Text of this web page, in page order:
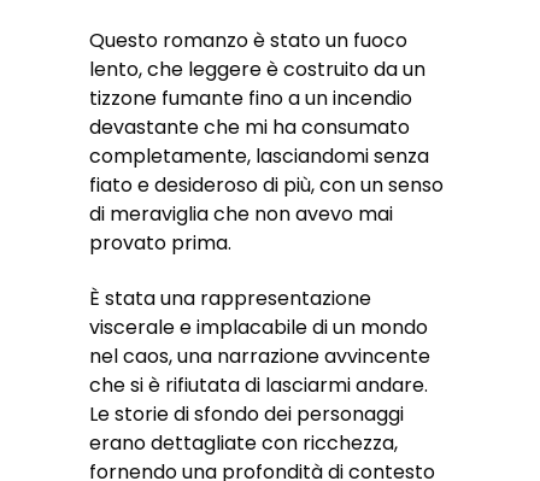
Questo romanzo è stato un fuoco
lento, che leggere è costruito da un
tizzone fumante fino a un incendio
devastante che mi ha consumato
completamente, lasciandomi senza
fiato e desideroso di più, con un senso
di meraviglia che non avevo mai
provato prima.
È stata una rappresentazione
viscerale e implacabile di un mondo
nel caos, una narrazione avvincente
che si è rifiutata di lasciarmi andare.
Le storie di sfondo dei personaggi
erano dettagliate con ricchezza,
fornendo una profondità di contesto